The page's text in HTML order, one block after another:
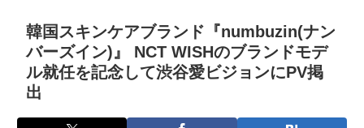
韓国スキンケアブランド『numbuzin(ナン
バーズイン)』 NCT WISHのブランドモデ
ル就任を記念して渋谷愛ビジョンにPV掲
出